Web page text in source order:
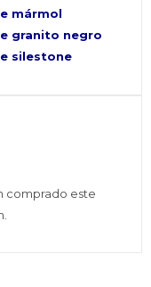
mármol
granito negro
silestone
comprado este